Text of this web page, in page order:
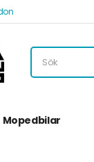
Mopedbilar